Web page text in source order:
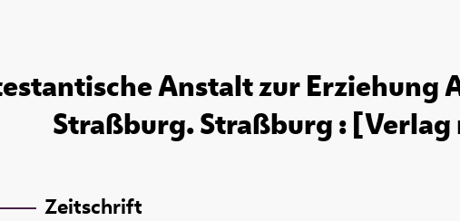
Anstalt zur Erziehung
Straßburg. Straßburg :
Zeitschrift